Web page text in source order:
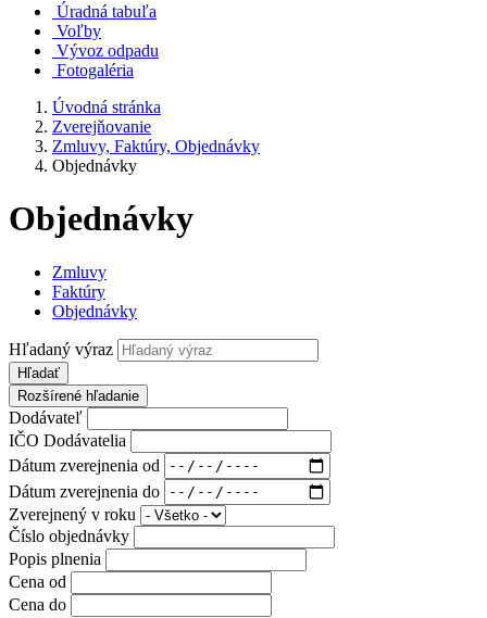
Úradná tabuľa
Voľby
Vývoz odpadu
Fotogaléria
Úvodná stránka
Zverejňovanie
Zmluvy, Faktúry, Objednávky
Objednávky
Objednávky
Zmluvy
Faktúry
Objednávky
Hľadaný výraz
Hľadať
Rozšírené hľadanie
Dodávateľ
IČO Dodávatelia
Dátum zverejnenia od
Dátum zverejnenia do
Zverejnený v roku
Číslo objednávky
Popis plnenia
Cena od
Cena do